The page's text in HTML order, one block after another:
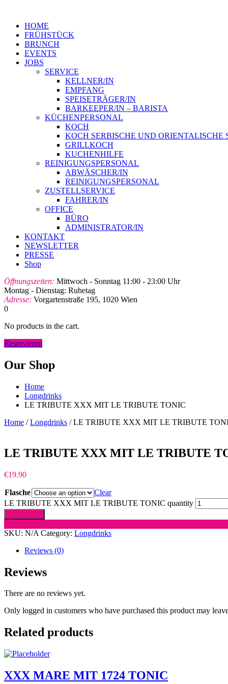
HOME
FRÜHSTÜCK
BRUNCH
EVENTS
JOBS
SERVICE
KELLNER/IN
EMPFANG
SPEISETRÄGER/IN
BARKEEPER/IN – BARISTA
KÜCHENPERSONAL
KOCH
KOCH SERBISCHE UND ORIENTALISCHE
GRILLKOCH
KUCHENHILFE
REINIGUNGSPERSONAL
ABWÄSCHER/IN
REINIGUNGSPERSONAL
ZUSTELLSERVICE
FAHRER/IN
OFFICE
BÜRO
ADMINISTRATOR/IN
KONTAKT
NEWSLETTER
PRESSE
Shop
Öffnungszeiten: Mittwoch - Sonntag 11:00 - 23:00 Uhr
Montag - Dienstag: Ruhetag
Adresse: Vorgartenstraße 195, 1020 Wien
0
No products in the cart.
Reservieren
Our Shop
Home
Longdrinks
LE TRIBUTE XXX MIT LE TRIBUTE TONIC
Home /Longdrinks / LE TRIBUTE XXX MIT LE TRIBUTE
LE TRIBUTE XXX MIT LE TRIBUTE
€19.90
Flasche
Clear
LE TRIBUTE XXX MIT LE TRIBUTE TONIC quantity
SKU: N/A Category: Longdrinks
Reviews (0)
Reviews
There are no reviews yet.
Only logged in customers who have purchased this product may
Related products
XXX MARE MIT 1724 TONIC